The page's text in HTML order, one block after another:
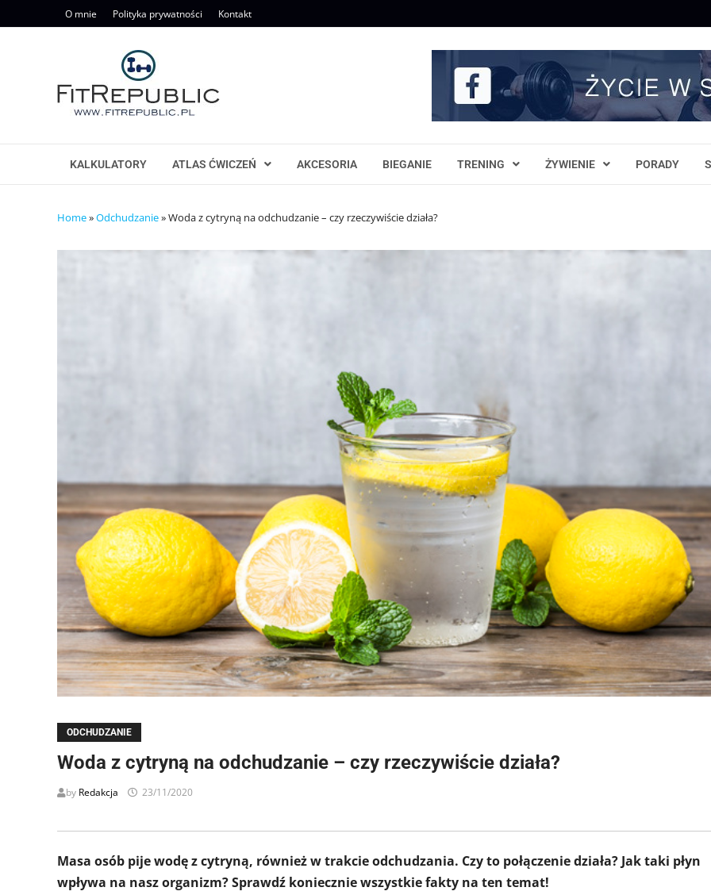
to
O mnie Polityka prywatności Kontakt
KALKULATORY ATLAS ĆWICZEŃ AKCESORIA BIEGANIE TRENING ŻYWIENIE PORADY
Home»Odchudzanie»Woda z cytryną na odchudzanie – czy rzeczywiście działa?
ODCHUDZANIE
Woda z cytryną na odchudzanie – czy rzeczywiście działa?
by Redakcja 23/11/2020
Masa osób pije wodę z cytryną, również w trakcie odchudzania. Czy to połączenie działa? Jak taki płyn
wpływa na nasz organizm? Sprawdź koniecznie wszystkie fakty na ten temat!